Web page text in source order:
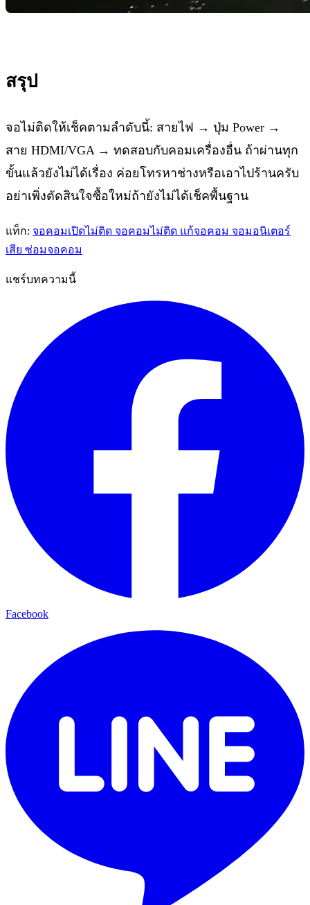
สรุป
จอไม่ติดให้เช็คตามลำดับนี้: สายไฟ → ปุ่ม Power →
สาย HDMI/VGA → ทดสอบกับคอมเครื่องอื่น ถ้าผ่านทุก
ขั้นแล้วยังไม่ได้เรื่อง ค่อยโทรหาช่างหรือเอาไปร้านครับ
อย่าเพิ่งตัดสินใจซื้อใหม่ถ้ายังไม่ได้เช็คพื้นฐาน
แท็ก: จอคอมเปิดไม่ติด จอคอมไม่ติด แก้จอคอม จอมอนิเตอร์
เสีย ซ่อมจอคอม
แชร์บทความนี้
Facebook